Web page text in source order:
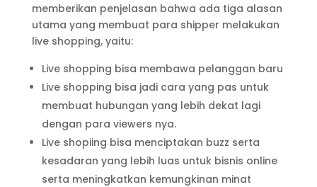
memberikan penjelasan bahwa ada tiga alasan
utama yang membuat para shipper melakukan
live shopping, yaitu:
Live shopping bisa membawa pelanggan baru
Live shopping bisa jadi cara yang pas untuk
membuat hubungan yang lebih dekat lagi
dengan para viewers nya.
Live shopiing bisa menciptakan buzz serta
kesadaran yang lebih luas untuk bisnis online
serta meningkatkan kemungkinan minat